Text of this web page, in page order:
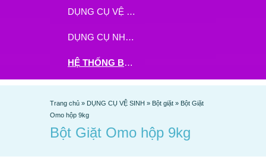
DỤNG CỤ VỆ SINH
DỤNG CỤ NHÀ BẾP
HỆ THỐNG BHX - TGDĐ ĐẶT HÀNG TẠI ĐÂY
Trang chủ » DỤNG CỤ VỆ SINH » Bột giặt » Bột Giặt
Omo hộp 9kg
Bột Giặt Omo hộp 9kg